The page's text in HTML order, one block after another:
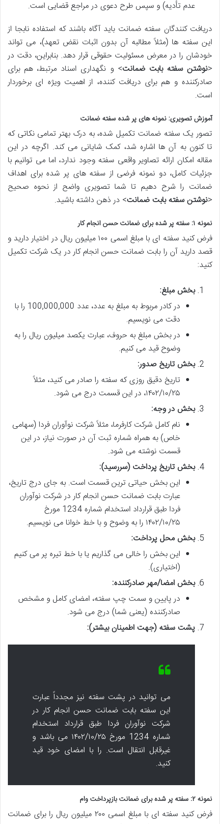
عدم تأدیه) و سپس طرح دعوی در مراجع قضایی است.
دریافت کنندگان سفته ضمانت باید آگاه باشند که استفاده نابجا از
این سفته ها (مثلاً مطالبه آن بدون اثبات نقض تعهد)، می تواند
خودشان را در معرض مسئولیت حقوقی قرار دهد. بنابراین، دقت در
<نوشتن سفته بابت ضمانت> و نگهداری اسناد مرتبط، هم برای
صادرکننده و هم برای دریافت کننده، از اهمیت ویژه ای برخوردار
است.
آموزش تصویری: نمونه های پر شده سفته ضمانت
تصور یک سفته ضمانت تکمیل شده، به درک بهتر تمامی نکاتی که
تا کنون به آن ها اشاره شد، کمک شایانی می کند. اگرچه در این
مقاله امکان ارائه تصاویر واقعی سفته وجود ندارد، اما می توانیم با
جزئیات کامل، دو نمونه فرضی از سفته های پر شده برای اهداف
ضمانت را شرح دهیم تا شما تصویری واضح از نحوه صحیح
<نوشتن سفته بابت ضمانت> در ذهن داشته باشید.
نمونه ۱: سفته پر شده برای ضمانت حسن انجام کار
فرض کنید سفته ای با مبلغ اسمی ۱۰۰ میلیون ریال در اختیار دارید و
قصد دارید آن را بابت ضمانت حسن انجام کار در یک شرکت تکمیل
کنید:
بخش مبلغ:
در کادر مربوط به مبلغ به عدد، عدد 100,000,000 را با
دقت می نویسیم.
در بخش مبلغ به حروف، عبارت یکصد میلیون ریال را به
وضوح قید می کنیم.
بخش تاریخ صدور:
تاریخ دقیق روزی که سفته را صادر می کنید، مثلاً
۱۴۰۲/۱۰/۲۵، در این قسمت درج می شود.
بخش در وجه:
نام کامل شرکت کارفرما، مثلاً شرکت نوآوران فردا (سهامی
خاص) به همراه شماره ثبت آن در صورت نیاز، در این
قسمت نوشته می شود.
بخش تاریخ پرداخت (سررسید):
این بخش حیاتی ترین قسمت است. به جای درج تاریخ،
عبارت بابت ضمانت حسن انجام کار در شرکت نوآوران
فردا طبق قرارداد استخدام شماره 1234 مورخ
۱۴۰۲/۱۰/۲۵ را به وضوح و با خط خوانا می نویسیم.
بخش محل پرداخت:
این بخش را خالی می گذاریم یا با خط تیره پر می کنیم
(اختیاری).
بخش امضا/مهر صادرکننده:
در پایین و سمت چپ سفته، امضای کامل و مشخص
صادرکننده (یعنی شما) درج می شود.
پشت سفته (جهت اطمینان بیشتر):
می توانید در پشت سفته نیز مجدداً عبارت
این سفته بابت ضمانت حسن انجام کار در
شرکت نوآوران فردا طبق قرارداد استخدام
شماره 1234 مورخ ۱۴۰۲/۱۰/۲۵ می باشد و
غیرقابل انتقال است. را با امضای خود قید
کنید.
نمونه ۲: سفته پر شده برای ضمانت بازپرداخت وام
فرض کنید سفته ای با مبلغ اسمی ۲۰۰ میلیون ریال را برای ضمانت